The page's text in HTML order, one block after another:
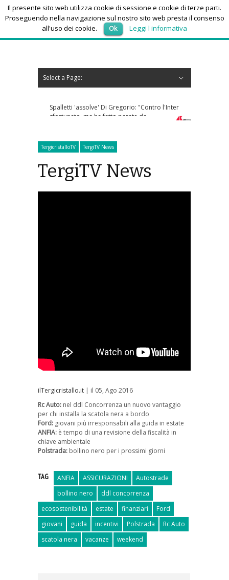
lunedì 10, Agosto 2026
Select a Page:
Spalletti 'assolve' Di Gregorio: "Contro l'Inter
sfortunato, ma ha fatto parate da
TergicristalloTV TergiTV News
TergiTV News
ilTergicristallo.it | il 05, Ago 2016
Rc Auto: nel ddl Concorrenza un nuovo vantaggio
per chi installa la scatola nera a bordo
Ford: giovani più irresponsabili alla guida in estate
ANFIA: è tempo di una revisione della fiscalità in
chiave ambientale
Polstrada: bollino nero per i prossimi giorni
TAG ANFIA ASSICURAZIONI
Autostrade
bollino nero
ddl concorrenza
ecosostenibilità
estate finanziari
Ford
giovani
guida incentivi Polstrada
Rc Auto
scatola nera
vacanze weekend
Il presente sito web utilizza cookie di sessione e cookie di terze parti.
Proseguendo nella navigazione sul nostro sito web presta il consenso
all'uso dei cookie.
Ok Leggi l informativa